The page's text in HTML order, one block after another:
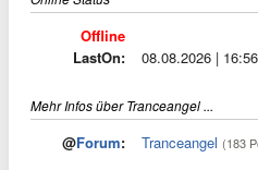
Offline
LastOn:
08.08.2026 |
Mehr Infos über Tranceangel ...
@Forum: Tranceangel (183